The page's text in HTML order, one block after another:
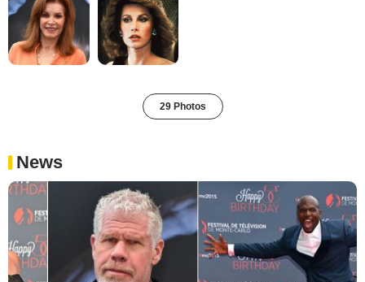
29 Photos
News